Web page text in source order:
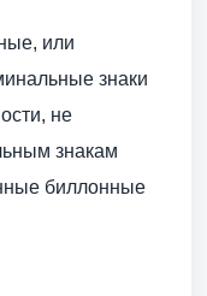
или
знаки
не
знакам
биллонные